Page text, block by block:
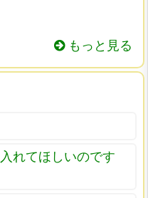
もっと見る
れてほしいのです